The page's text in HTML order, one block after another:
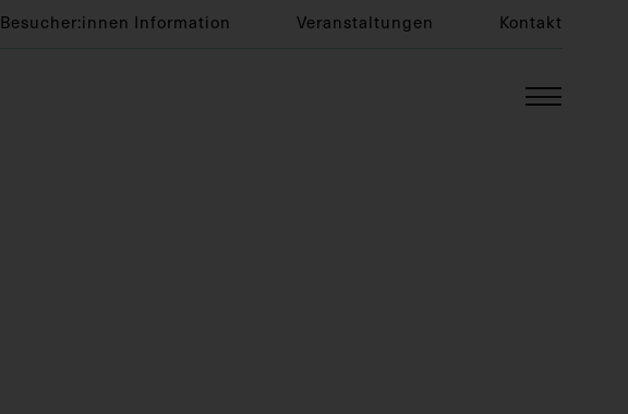
Besucher:innen Information Veranstaltungen Kontakt